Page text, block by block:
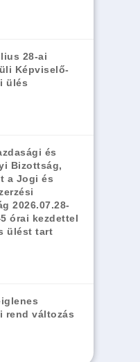
28-ai
Képviselő-
ülés
és
Bizottság,
a Jogi és
2026.07.28-
órai kezdettel
ülést tart
rend változás